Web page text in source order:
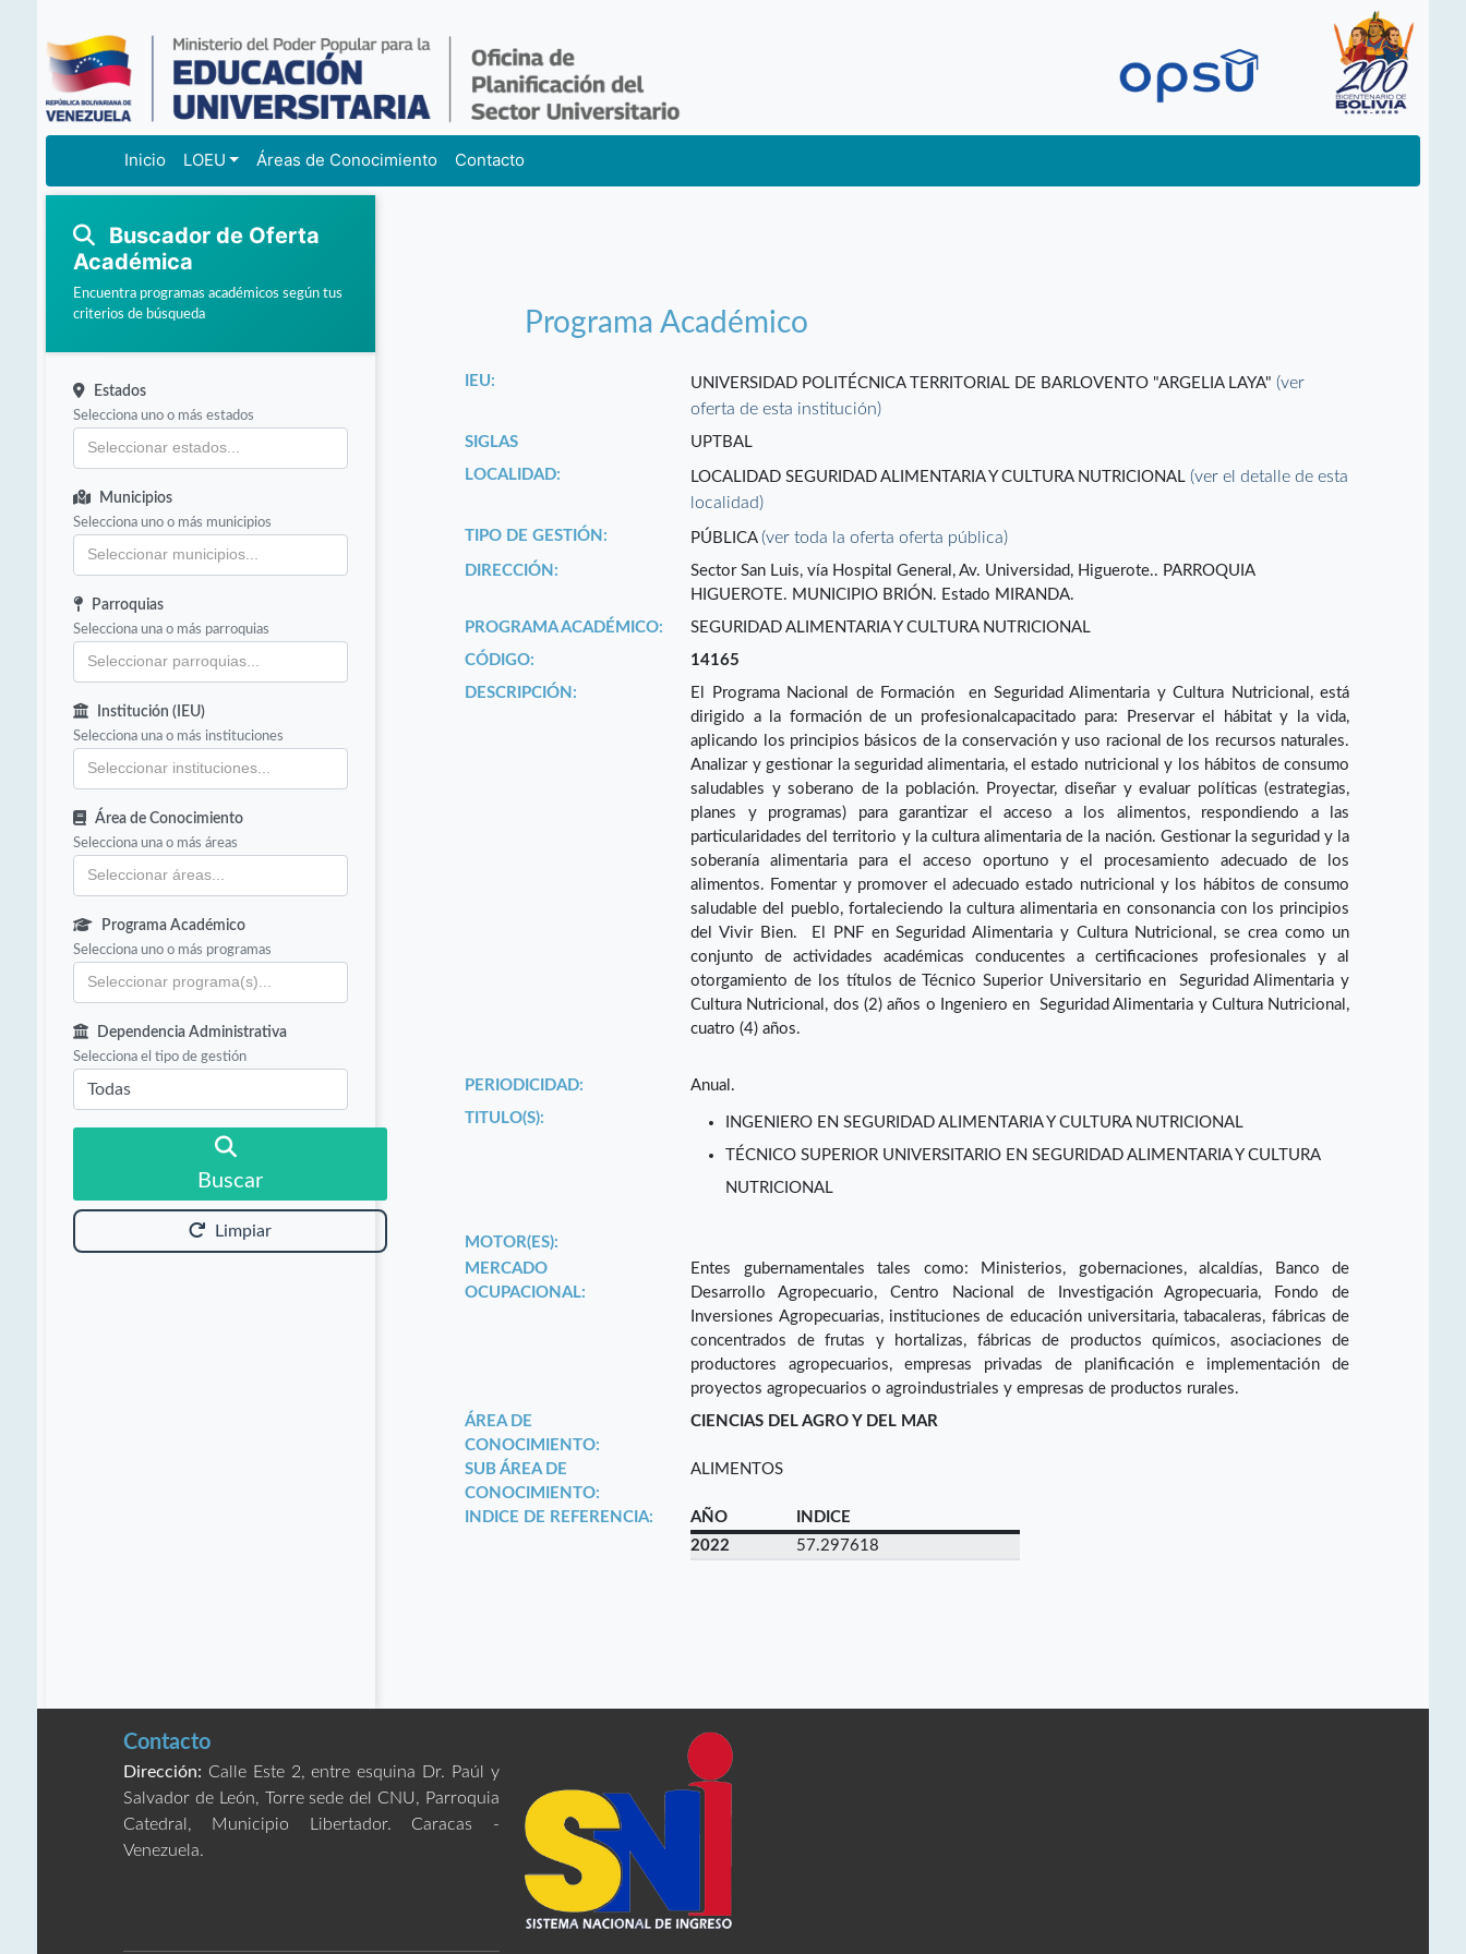
Inicio LOEU Áreas de Conocimiento Contacto
Buscador de Oferta
Académica
Encuentra programas académicos según tus
criterios de búsqueda
Estados
Selecciona uno o más estados
Municipios
Selecciona uno o más municipios
Parroquias
Selecciona una o más parroquias
Institución (IEU)
Selecciona una o más instituciones
Área de Conocimiento
Selecciona una o más áreas
Programa Académico
Selecciona uno o más programas
Dependencia Administrativa
Selecciona el tipo de gestión
Buscar
Limpiar
Programa Académico
IEU: UNIVERSIDAD POLITÉCNICA TERRITORIAL DE BARLOVENTO "ARGELIA LAYA"(ver
oferta de esta institución)
SIGLAS
UPTBAL
LOCALIDAD:
LOCALIDAD SEGURIDAD ALIMENTARIA Y CULTURA NUTRICIONAL(ver el detalle de esta
localidad)
TIPO DE GESTIÓN: PÚBLICA(ver toda la oferta oferta pública)
DIRECCIÓN:
Sector San Luis, vía Hospital General, Av. Universidad, Higuerote.. PARROQUIA
HIGUEROTE. MUNICIPIO BRIÓN. Estado MIRANDA.
PROGRAMA ACADÉMICO:
SEGURIDAD ALIMENTARIA Y CULTURA NUTRICIONAL
CÓDIGO:
14165
DESCRIPCIÓN:
El Programa Nacional de Formación en Seguridad Alimentaria y Cultura Nutricional, está
dirigido a la formación de un profesionalcapacitado para: Preservar el hábitat y la vida,
aplicando los principios básicos de la conservación y uso racional de los recursos naturales.
Analizar y gestionar la seguridad alimentaria, el estado nutricional y los hábitos de consumo
saludables y soberano de la población. Proyectar, diseñar y evaluar políticas (estrategias,
planes y programas) para garantizar el acceso a los alimentos, respondiendo a las
particularidades del territorio y la cultura alimentaria de la nación. Gestionar la seguridad y la
soberanía alimentaria para el acceso oportuno y el procesamiento adecuado de los
alimentos. Fomentar y promover el adecuado estado nutricional y los hábitos de consumo
saludable del pueblo, fortaleciendo la cultura alimentaria en consonancia con los principios
del Vivir Bien. El PNF en Seguridad Alimentaria y Cultura Nutricional, se crea como un
conjunto de actividades académicas conducentes a certificaciones profesionales y al
otorgamiento de los títulos de Técnico Superior Universitario en Seguridad Alimentaria y
Cultura Nutricional, dos (2) años o Ingeniero en Seguridad Alimentaria y Cultura Nutricional,
cuatro (4) años.
PERIODICIDAD:
Anual.
TITULO(S):
INGENIERO EN SEGURIDAD ALIMENTARIA Y CULTURA NUTRICIONAL
TÉCNICO SUPERIOR UNIVERSITARIO EN SEGURIDAD ALIMENTARIA Y CULTURA
NUTRICIONAL
MOTOR(ES):
MERCADO
OCUPACIONAL:
Entes gubernamentales tales como: Ministerios, gobernaciones, alcaldías, Banco de
Desarrollo Agropecuario, Centro Nacional de Investigación Agropecuaria, Fondo de
Inversiones Agropecuarias, instituciones de educación universitaria, tabacaleras, fábricas de
concentrados de frutas y hortalizas, fábricas de productos químicos, asociaciones de
productores agropecuarios, empresas privadas de planificación e implementación de
proyectos agropecuarios o agroindustriales y empresas de productos rurales.
ÁREA DE
CONOCIMIENTO:
CIENCIAS DEL AGRO Y DEL MAR
SUB ÁREA DE
CONOCIMIENTO:
ALIMENTOS
INDICE DE REFERENCIA: AÑO
INDICE
2022
57.297618
Contacto
Dirección: Calle Este 2, entre esquina Dr. Paúl y
Salvador de León, Torre sede del CNU, Parroquia
Catedral, Municipio Libertador. Caracas -
Venezuela.